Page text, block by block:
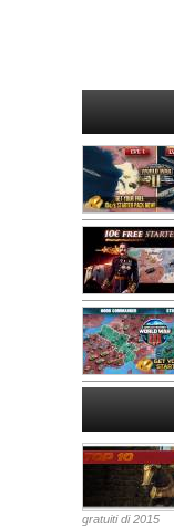
gratuiti di 2015